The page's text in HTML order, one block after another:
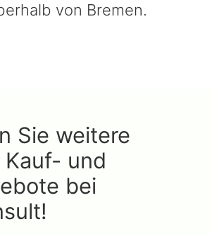
von Bremen.
Sie weitere
und
bei